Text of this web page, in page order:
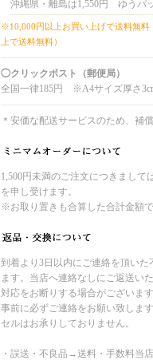
沖縄県・離島は1,550円 ゆうパ
※10,000円以上お買い上げで送料無料
上で送料無料）
◯クリックポスト（郵便局）
全国一律185円 ※A4サイズ厚さ
＊安価な配送サービスのため、補
1,500円未満のご注文につきまして
を申し受けます。
※お取り置きも合算した合計金額で
到着より3日以内にご連絡を頂いた
ます。当店へ連絡なしにご返送い
対応をお断りする場合がございます
事前に必ずご連絡をお願い致しま
セルはお承りしておりません。
・誤送・不良品→送料・手数料当